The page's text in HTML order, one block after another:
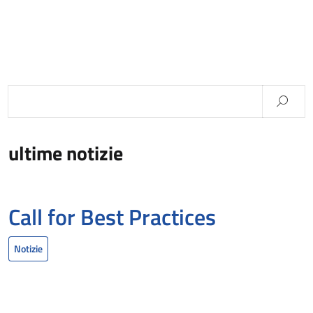
ultime notizie
Call for Best Practices
Notizie